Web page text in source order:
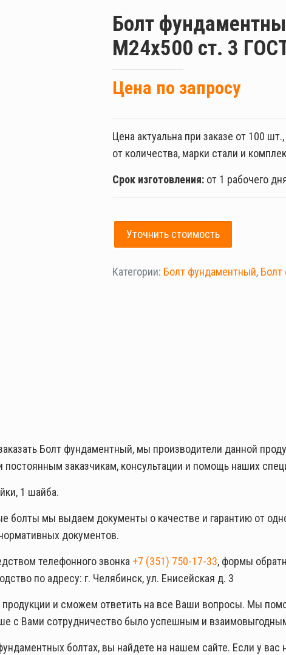
Болт
М24х500 ст. 3
Цена по запросу
Цена актуальна при заказе от 100
от количества, марки стали и
Срок изготовления: от 1 рабочего
Уточнить стоимость
Категории: Болт фундаментный, Болт
Болт фундаментный, мы производители данной
постоянным заказчикам, консультации и помощь наших
1 шайба.
болты мы выдаем документы о качестве и гарантию от
документов.
телефонного звонка +7 (351) 750-17-33, формы
по адресу: г. Челябинск, ул. Енисейская д. 3
и сможем ответить на все Ваши вопросы. Мы
с Вами сотрудничество было успешным и
болтах, вы найдете на нашем сайте. Если у вас